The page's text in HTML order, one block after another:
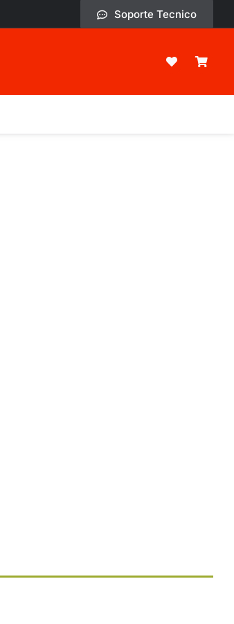
Soporte Tecnico